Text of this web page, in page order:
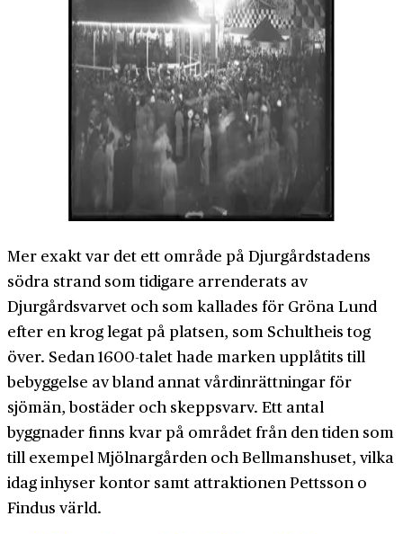
Mer exakt var det ett område på Djurgårdstadens
södra strand som tidigare arrenderats av
Djurgårdsvarvet och som kallades för Gröna Lund
efter en krog legat på platsen, som Schultheis tog
över. Sedan 1600-talet hade marken upplåtits till
bebyggelse av bland annat vårdinrättningar för
sjömän, bostäder och skeppsvarv. Ett antal
byggnader finns kvar på området från den tiden som
till exempel Mjölnargården och Bellmanshuset, vilka
idag inhyser kontor samt attraktionen Pettsson o
Findus värld.